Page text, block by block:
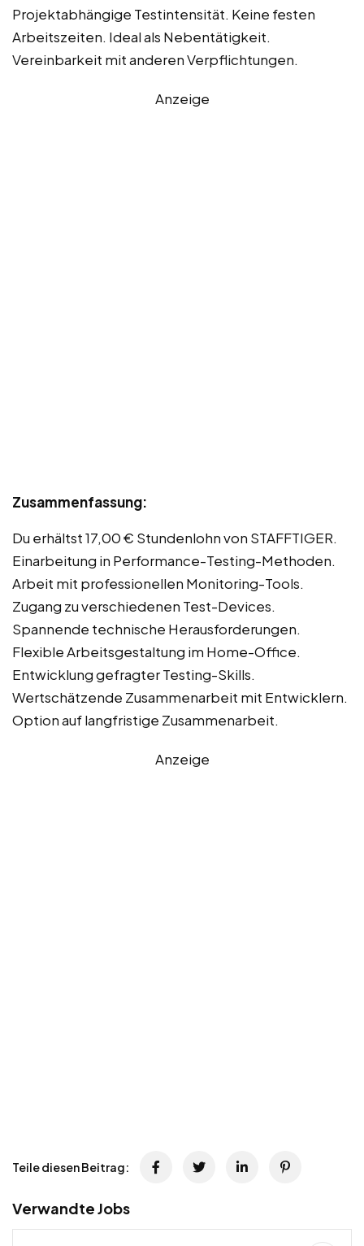
Projektabhängige Testintensität. Keine festen
Arbeitszeiten. Ideal als Nebentätigkeit.
Vereinbarkeit mit anderen Verpflichtungen.
Anzeige
Zusammenfassung:
Du erhältst 17,00 € Stundenlohn von STAFFTIGER.
Einarbeitung in Performance-Testing-Methoden.
Arbeit mit professionellen Monitoring-Tools.
Zugang zu verschiedenen Test-Devices.
Spannende technische Herausforderungen.
Flexible Arbeitsgestaltung im Home-Office.
Entwicklung gefragter Testing-Skills.
Wertschätzende Zusammenarbeit mit Entwicklern.
Option auf langfristige Zusammenarbeit.
Anzeige
Teile diesen Beitrag:
Verwandte Jobs